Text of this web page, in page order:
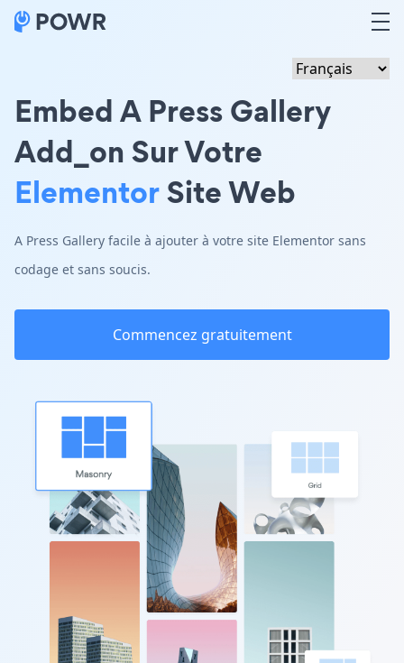
Embed A Press Gallery
Add_on Sur Votre
ElementorSite Web
A Press Gallery facile à ajouter à votre site Elementor sans
codage et sans soucis.
Commencez gratuitement